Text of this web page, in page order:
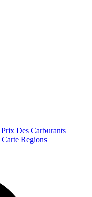
Prix Des Carburants
Carte Regions